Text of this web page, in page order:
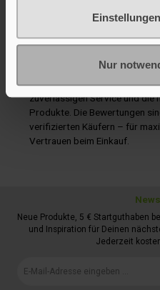
Nur
Unser Shop ist
Bestellen Sie bei uns mit
Kundinnen und Kunden
zuverlässigen Service und die
Produkte. Die Bewertungen
verifizierten Käufern – für
Vertrauen beim Einkauf.
Neue Produkte, 5 € Startguthaben
und Inspiration für Deinen
Jederzeit